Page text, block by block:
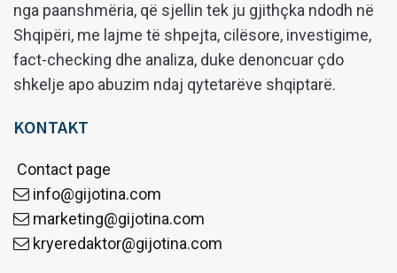
nga paanshmëria, që sjellin tek ju gjithçka ndodh në
Shqipëri, me lajme të shpejta, cilësore, investigime,
fact-checking dhe analiza, duke denoncuar çdo
shkelje apo abuzim ndaj qytetarëve shqiptarë.
KONTAKT
Contact page
info@gijotina.com
marketing@gijotina.com
kryeredaktor@gijotina.com